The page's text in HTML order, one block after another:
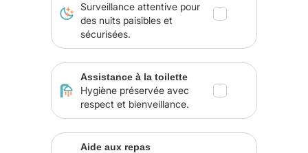
Surveillance attentive pour
des nuits paisibles et
sécurisées.
Assistance à la toilette
Hygiène préservée avec
respect et bienveillance.
Aide aux repas